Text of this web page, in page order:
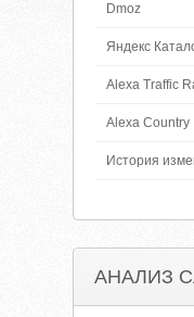
Dmoz
Яндекс
Alexa Traffic
Alexa Country
История
АНАЛИЗ